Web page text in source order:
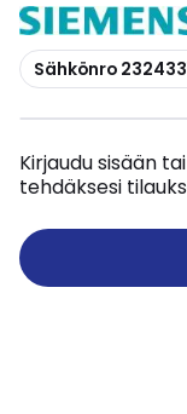
Kopioi
Sähkönro
Kirjaudu sisään
tehdäksesi